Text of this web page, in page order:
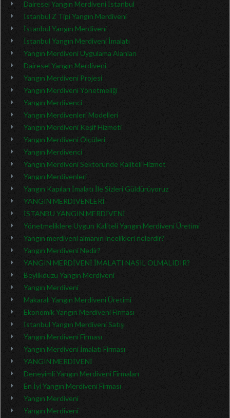
Dairesel Yangın Merdiveni İstanbul
İstanbul Z Tipi Yangın Merdiveni
İstanbul Yangın Merdiveni
İstanbul Yangın Merdiveni İmalatı
Yangın Merdiveni Uygulama Alanları
Dairesel Yangın Merdiveni
Yangın Merdiveni Projesi
Yangın Merdiveni Yönetmeliği
Yangın Merdivenci
Yangın Merdivenleri Modelleri
Yangın Merdiveni Keşif Hizmeti
Yangın Merdiveni Ölçüleri
Yangın Merdivenci
Yangın Merdiveni Sektöründe Kaliteli Hizmet
Yangın Merdivenleri
Yangın Kapıları İmalatı İle Sizleri Güldürüyoruz
YANGIN MERDİVENLERİ
İSTANBU YANGIN MERDİVENİ
Yönetmeliklere Uygun Kaliteli Yangın Merdiveni Üretimi
Yangın merdiveni almanın incelikleri nelerdir?
Yangın Merdiveni Nedir?
YANGIN MERDİVENİ İMALATI NASIL OLMALIDIR?
Beylikdüzü Yangın Merdiveni
Yangın Merdiveni
Makaralı Yangın Merdiveni Üretimi
Ekonomik Yangın Merdiveni Firması
İstanbul Yangın Merdiveni Satışı
Yangın Merdiveni Firması
Yangın Merdiveni İmalatı Firması
YANGIN MERDİVENİ
Deneyimli Yangın Merdiveni Firmaları
En İyi Yangın Merdiveni Firması
Yangın Merdiveni
Yangın Merdiveni